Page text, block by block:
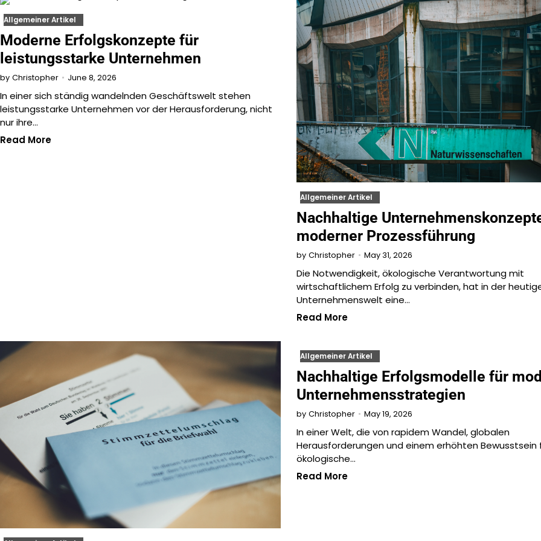
Allgemeiner Artikel
Moderne Erfolgskonzepte für
leistungsstarke Unternehmen
by Christopher June 8, 2026
In einer sich ständig wandelnden Geschäftswelt stehen
leistungsstarke Unternehmen vor der Herausforderung, nicht
nur ihre…
Read More
Allgemeiner Artikel
Nachhaltige
moderner Prozessführung
by Christopher May 31, 2026
Die Notwendigkeit, ökologische Verantwortung mit
wirtschaftlichem Erfolg zu verbinden, hat in der
Unternehmenswelt eine…
Read More
Allgemeiner Artikel
Nachhaltige Erfolgsmodelle für
Unternehmensstrategien
by Christopher May 19, 2026
In einer Welt, die von rapidem Wandel, globalen
Herausforderungen und einem erhöhten Bewusstsein
ökologische…
Read More